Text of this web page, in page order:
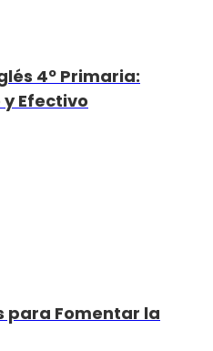
4º Primaria:
Efectivo
para Fomentar la